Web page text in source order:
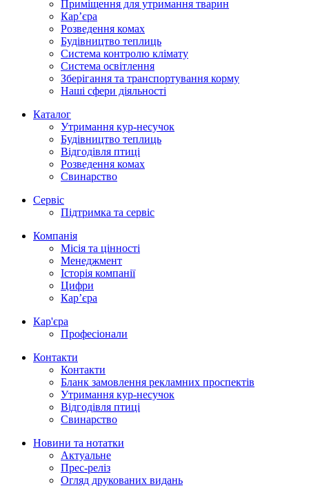
Приміщення для утримання тварин
Кар’єра
Розведення комах
Будівництво теплиць
Система контролю клімату
Система освітлення
Зберігання та транспортування корму
Наші сфери діяльності
Каталог
Утримання кур-несучок
Будівництво теплиць
Відгодівля птиці
Розведення комах
Свинарство
Сервіс
Підтримка та сервіс
Компанія
Місія та цінності
Менеджмент
Історія компанії
Цифри
Кар’єра
Кар'єра
Професіонали
Контакти
Контакти
Бланк замовлення рекламних проспектів
Утримання кур-несучок
Відгодівля птиці
Свинарство
Новини та нотатки
Актуальне
Прес-реліз
Огляд друкованих видань